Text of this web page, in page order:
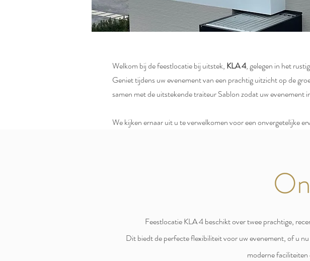
Welkom bij de feestlocatie bij uitstek, KLA 4, gelegen in het
Geniet tijdens uw evenement van een prachtig uitzicht op de
samen met de uitstekende traiteur Sablon zodat uw evenement
We kijken ernaar uit u te verwelkomen voor een onvergetelijke
Feestlocatie KLA 4 beschikt over twee prachtige,
Dit biedt de perfecte flexibiliteit voor uw evenement, of u
moderne